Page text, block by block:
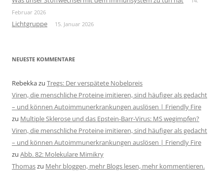
Februar 2026
Lichtgruppe 15. Januar 2026
NEUESTE KOMMENTARE
Rebekkazu Tregs: Der verspätete Nobelpreis
Viren, die menschliche Proteine imitieren, sind häufiger als gedacht
– und können Autoimmunerkrankungen auslösen | Friendly Fire
zu Multiple Sklerose und das Epstein-Barr-Virus: MS wegimpfen?
Viren, die menschliche Proteine imitieren, sind häufiger als gedacht
– und können Autoimmunerkrankungen auslösen | Friendly Fire
zu Abb. 82: Molekulare Mimikry
Thomaszu Mehr bloggen, mehr Blogs lesen, mehr kommentieren.